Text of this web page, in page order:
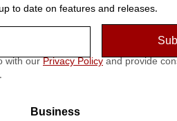
to date on features and releases.
with our Privacy Policy and provide
Business